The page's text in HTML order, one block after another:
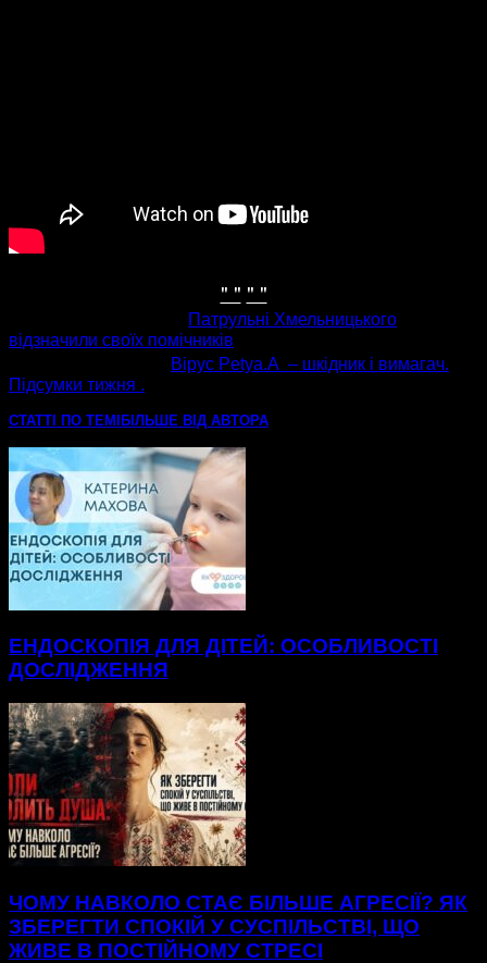
" " " "
Патрульні Хмельницького
відзначили своїх помічників
Вірус Petya.А – шкідник і вимагач.
Підсумки тижня .
СТАТТІ ПО ТЕМІ БІЛЬШЕ ВІД АВТОРА
ЕНДОСКОПІЯ ДЛЯ ДІТЕЙ: ОСОБЛИВОСТІ
ДОСЛІДЖЕННЯ
ЧОМУ НАВКОЛО СТАЄ БІЛЬШЕ АГРЕСІЇ? ЯК
ЗБЕРЕГТИ СПОКІЙ У СУСПІЛЬСТВІ, ЩО
ЖИВЕ В ПОСТІЙНОМУ СТРЕСІ